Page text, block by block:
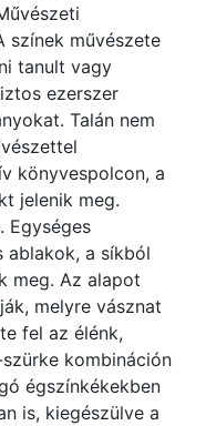
színek művészete
tanult vagy
ezerszer
Talán nem
könyvespolcon, a
jelenik meg.
Egységes
ablakok, a síkból
meg. Az alapot
melyre vásznat
fel az élénk,
kombináción
égszínkékekben
is, kiegészülve a